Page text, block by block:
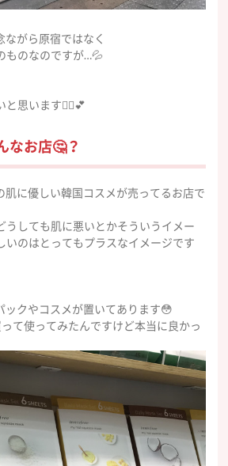
がら原宿ではなく
ものなのですが…💦
思います🙋‍♀️💕
なお店🤔？
に優しい韓国コスメが売ってるお店で
うしても肌に悪いとかそういうイメー
いのはとってもプラスなイメージです
ックやコスメが置いてあります😳
て使ってみたんですけど本当に良かっ